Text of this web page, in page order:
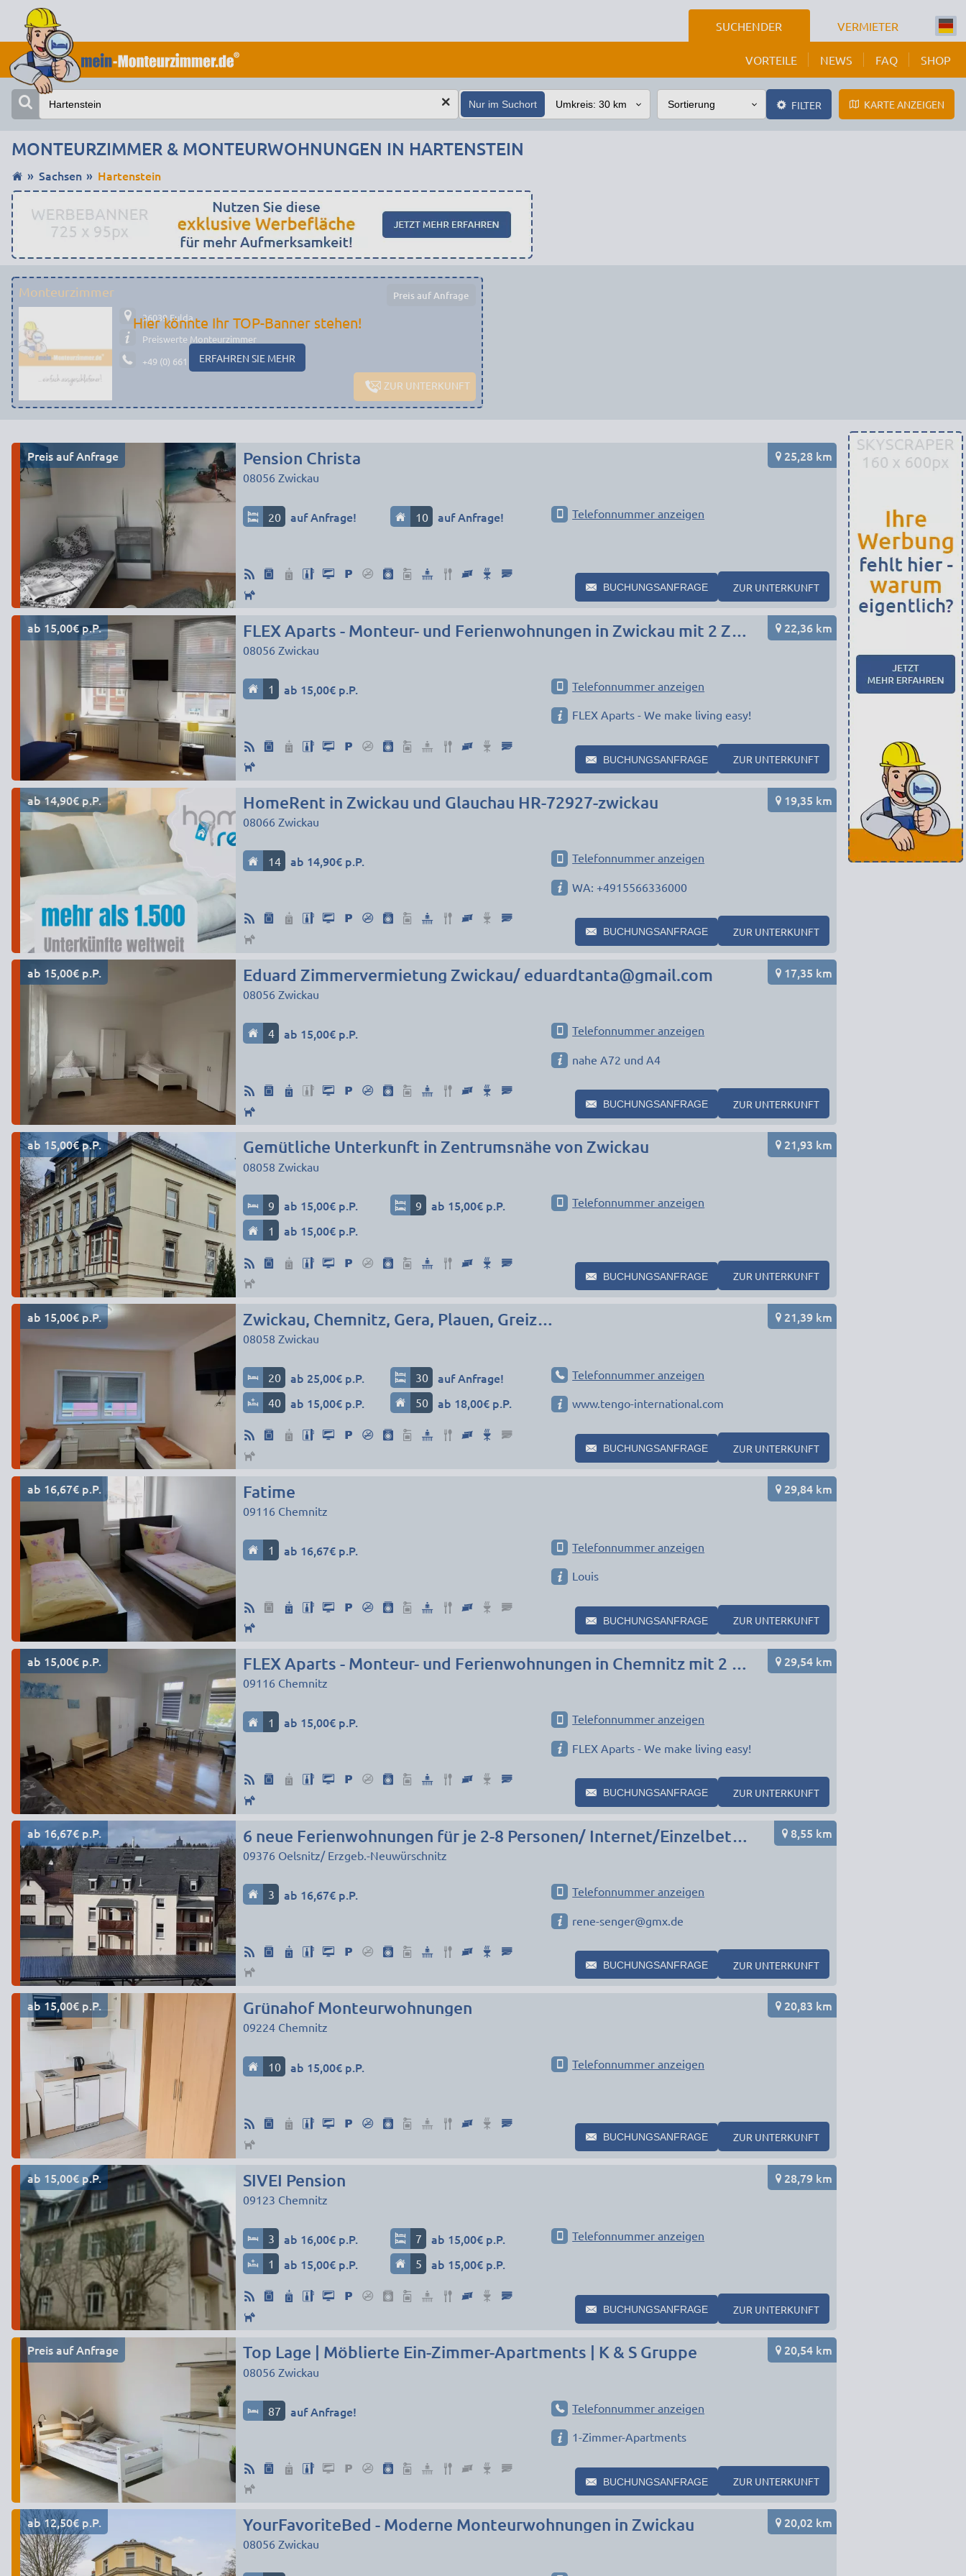
SUCHENDER VERMIETER
VORTEILE NEWS FAQ SHOP
Nur im Suchort FILTER KARTE ANZEIGEN
MONTEURZIMMER & MONTEURWOHNUNGEN IN HARTENSTEIN
Sachsen Hartenstein
Monteurzimmer Preis auf Anfrage
36039 Fulda
Preiswerte Monteurzimmer
+49 (0) 661 - 29 19 14 19
ZUR UNTERKUNFT
Hier könnte Ihr TOP-Banner stehen!
ERFAHREN SIE MEHR
Preis auf Anfrage Pension Christa
08056 Zwickau
25,28 km
20 auf Anfrage! 10 auf Anfrage! Telefonnummer anzeigen
BUCHUNGSANFRAGE ZUR UNTERKUNFT
ab 15,00€ p.P. FLEX Aparts - Monteur- und Ferienwohnungen in Zwickau mit 2 Zimmern
08056 Zwickau
22,36 km
1 ab 15,00€ p.P. Telefonnummer anzeigen
FLEX Aparts - We make living easy!
BUCHUNGSANFRAGE ZUR UNTERKUNFT
ab 14,90€ p.P. HomeRent in Zwickau und Glauchau HR-72927-zwickau
08066 Zwickau
19,35 km
14 ab 14,90€ p.P. Telefonnummer anzeigen
WA: +4915566336000
BUCHUNGSANFRAGE ZUR UNTERKUNFT
ab 15,00€ p.P. Eduard Zimmervermietung Zwickau/ eduardtanta@gmail.com
08056 Zwickau
17,35 km
4 ab 15,00€ p.P. Telefonnummer anzeigen
nahe A72 und A4
BUCHUNGSANFRAGE ZUR UNTERKUNFT
ab 15,00€ p.P. Gemütliche Unterkunft in Zentrumsnähe von Zwickau
08058 Zwickau
21,93 km
9 ab 15,00€ p.P. 9 ab 15,00€ p.P.
1 ab 15,00€ p.P.
Telefonnummer anzeigen
BUCHUNGSANFRAGE ZUR UNTERKUNFT
ab 15,00€ p.P. Zwickau, Chemnitz, Gera, Plauen, Greiz…
08058 Zwickau
21,39 km
20 ab 25,00€ p.P. 30 auf Anfrage!
40 ab 15,00€ p.P. 50 ab 18,00€ p.P.
Telefonnummer anzeigen
www.tengo-international.com
BUCHUNGSANFRAGE ZUR UNTERKUNFT
ab 16,67€ p.P. Fatime
09116 Chemnitz
29,84 km
1 ab 16,67€ p.P. Telefonnummer anzeigen
Louis
BUCHUNGSANFRAGE ZUR UNTERKUNFT
ab 15,00€ p.P. FLEX Aparts - Monteur- und Ferienwohnungen in Chemnitz mit 2 Zimmern
09116 Chemnitz
29,54 km
1 ab 15,00€ p.P. Telefonnummer anzeigen
FLEX Aparts - We make living easy!
BUCHUNGSANFRAGE ZUR UNTERKUNFT
ab 16,67€ p.P. 6 neue Ferienwohnungen für je 2-8 Personen/ Internet/Einzelbetten/Balkon/TV/große Küche/Bad-Dusche
09376 Oelsnitz/ Erzgeb.-Neuwürschnitz
8,55 km
3 ab 16,67€ p.P. Telefonnummer anzeigen
rene-senger@gmx.de
BUCHUNGSANFRAGE ZUR UNTERKUNFT
ab 15,00€ p.P. Grünahof Monteurwohnungen
09224 Chemnitz
20,83 km
10 ab 15,00€ p.P. Telefonnummer anzeigen
BUCHUNGSANFRAGE ZUR UNTERKUNFT
ab 15,00€ p.P. SIVEI Pension
09123 Chemnitz
28,79 km
3 ab 16,00€ p.P. 7 ab 15,00€ p.P.
1 ab 15,00€ p.P. 5 ab 15,00€ p.P.
Telefonnummer anzeigen
BUCHUNGSANFRAGE ZUR UNTERKUNFT
Preis auf Anfrage Top Lage | Möblierte Ein-Zimmer-Apartments | K & S Gruppe
08056 Zwickau
20,54 km
87 auf Anfrage! Telefonnummer anzeigen
1-Zimmer-Apartments
BUCHUNGSANFRAGE ZUR UNTERKUNFT
ab 12,50€ p.P. YourFavoriteBed - Moderne Monteurwohnungen in Zwickau
08056 Zwickau
20,02 km